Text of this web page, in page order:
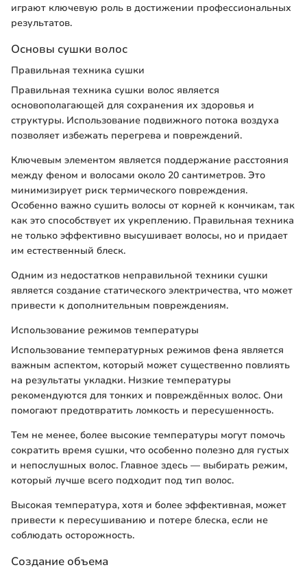
играют ключевую роль в достижении профессиональных
результатов.
Основы сушки волос
Правильная техника сушки
Правильная техника сушки волос является
основополагающей для сохранения их здоровья и
структуры. Использование подвижного потока воздуха
позволяет избежать перегрева и повреждений.
Ключевым элементом является поддержание расстояния
между феном и волосами около 20 сантиметров. Это
минимизирует риск термического повреждения.
Особенно важно сушить волосы от корней к кончикам, так
как это способствует их укреплению. Правильная техника
не только эффективно высушивает волосы, но и придает
им естественный блеск.
Одним из недостатков неправильной техники сушки
является создание статического электричества, что может
привести к дополнительным повреждениям.
Использование режимов температуры
Использование температурных режимов фена является
важным аспектом, который может существенно повлиять
на результаты укладки. Низкие температуры
рекомендуются для тонких и повреждённых волос. Они
помогают предотвратить ломкость и пересушенность.
Тем не менее, более высокие температуры могут помочь
сократить время сушки, что особенно полезно для густых
и непослушных волос. Главное здесь — выбирать режим,
который лучше всего подходит под тип волос.
Высокая температура, хотя и более эффективная, может
привести к пересушиванию и потере блеска, если не
соблюдать осторожность.
Создание объема